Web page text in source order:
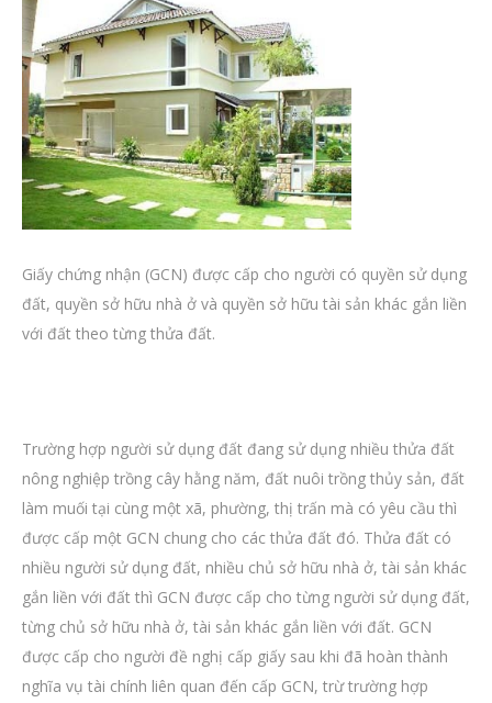
Giấy chứng nhận (GCN) được cấp cho người có quyền sử dụng
đất, quyền sở hữu nhà ở và quyền sở hữu tài sản khác gắn liền
với đất theo từng thửa đất.
Trường hợp người sử dụng đất đang sử dụng nhiều thửa đất
nông nghiệp trồng cây hằng năm, đất nuôi trồng thủy sản, đất
làm muối tại cùng một xã, phường, thị trấn mà có yêu cầu thì
được cấp một GCN chung cho các thửa đất đó. Thửa đất có
nhiều người sử dụng đất, nhiều chủ sở hữu nhà ở, tài sản khác
gắn liền với đất thì GCN được cấp cho từng người sử dụng đất,
từng chủ sở hữu nhà ở, tài sản khác gắn liền với đất. GCN
được cấp cho người đề nghị cấp giấy sau khi đã hoàn thành
nghĩa vụ tài chính liên quan đến cấp GCN, trừ trường hợp